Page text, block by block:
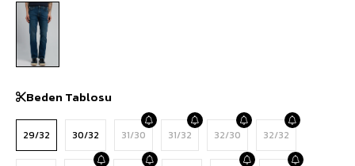
Beden Tablosu
29/32 30/32 31/30 31/32 32/30 32/32